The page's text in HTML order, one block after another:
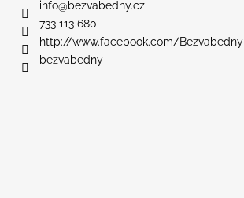
info@bezvabedny.cz
733 113 680
http://www.facebook.com/Bezvabedny
bezvabedny